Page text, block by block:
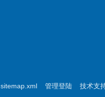
sitemap.xml 管理登陆 技术支